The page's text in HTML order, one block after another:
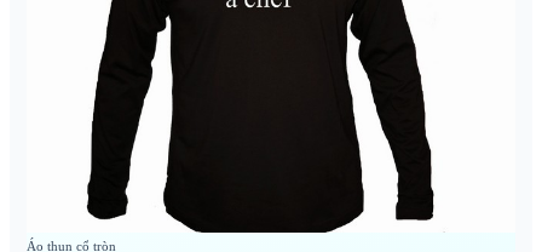
Áo thun cổ tròn